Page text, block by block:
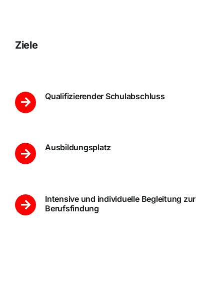
Ziele
Qualifizierender Schulabschluss
Ausbildungsplatz
Intensive und individuelle Begleitung zur
Berufsfindung